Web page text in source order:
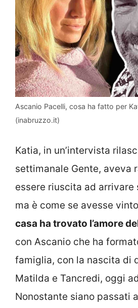
Ascanio Pacelli, cosa ha fatto per
(inabruzzo.it)
Katia, in un’intervista
settimanale Gente, aveva
essere riuscita ad arrivare
ma è come se avesse
casa ha trovato l’amore
con Ascanio che ha
famiglia, con la nascita di
Matilda e Tancredi, oggi
Nonostante siano passati